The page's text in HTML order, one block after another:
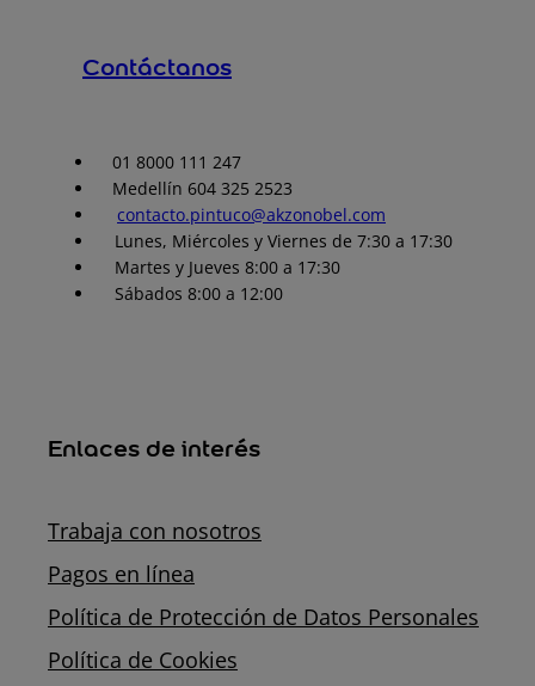
Contáctanos
01 8000 111 247
Medellín 604 325 2523
contacto.pintuco@akzonobel.com
Lunes, Miércoles y Viernes de 7:30 a 17:30
Martes y Jueves 8:00 a 17:30
Sábados 8:00 a 12:00
Enlaces de interés
Trabaja con nosotros
Pagos en línea
Política de Protección de Datos Personales
Política de Cookies